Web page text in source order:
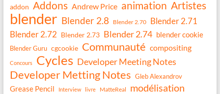
addon Addons Andrew Price animation Artistes
blender Blender 2.8 Blender 2.70
Blender 2.71
Blender 2.72 Blender 2.73 Blender 2.74 blender cookie
Blender Guru cgcookie Communauté compositing
Concours Cycles Developer Meeting Notes
Developer Metting Notes Gleb Alexandrov
Grease Pencil Interview livre MatteReal modélisation